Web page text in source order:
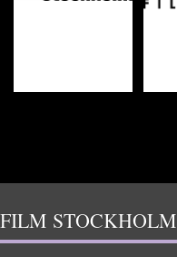
FILM STOCKHOLM